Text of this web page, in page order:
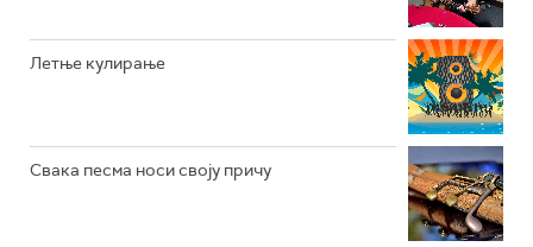
РАДИО ЏЕЗЕР
Летње кулирање
Свака песма носи своју причу